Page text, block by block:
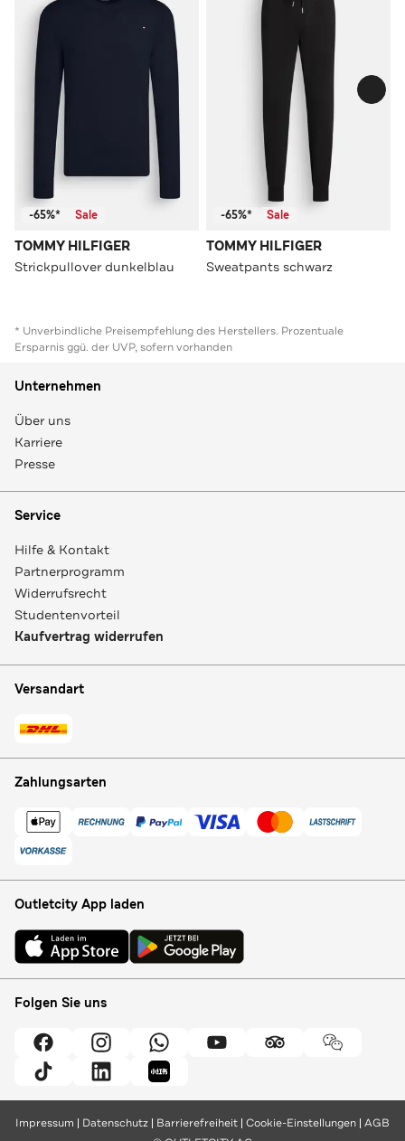
-65%* Sale
TOMMY HILFIGER
Strickpullover dunkelblau
-65%* Sale
TOMMY HILFIGER
Sweatpants schwarz
* Unverbindliche Preisempfehlung des Herstellers. Prozentuale
Ersparnis ggü. der UVP, sofern vorhanden
Unternehmen
Über uns
Karriere
Presse
Service
Hilfe & Kontakt
Partnerprogramm
Widerrufsrecht
Studentenvorteil
Kaufvertrag widerrufen
Versandart
Zahlungsarten
Outletcity App laden
Folgen Sie uns
Impressum Datenschutz Barrierefreiheit Cookie-Einstellungen AGB